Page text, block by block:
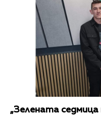
„Зелената седмица